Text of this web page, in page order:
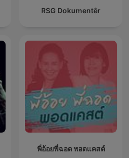
RSG Dokumentêr
พี่อ้อยพี่ฉอด พอดแคสต์